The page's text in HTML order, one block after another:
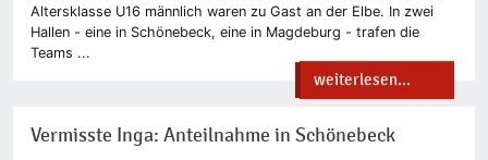
Altersklasse U16 männlich waren zu Gast an der Elbe. In zwei
Hallen - eine in Schönebeck, eine in Magdeburg - trafen die
Teams ...
weiterlesen...
Vermisste Inga: Anteilnahme in Schönebeck